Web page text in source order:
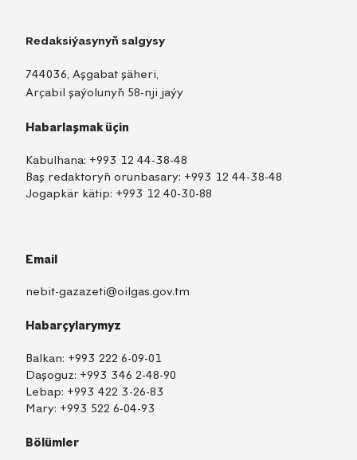
Redaksiýasynyň salgysy
744036, Aşgabat şäheri,
Arçabil şaýolunyň 58-nji jaýy
Habarlaşmak üçin
Kabulhana: +993 12 44-38-48
Baş redaktoryň orunbasary: +993 12 44-38-48
Jogapkär kätip: +993 12 40-30-88
Email
nebit-gazazeti@oilgas.gov.tm
Habarçylarymyz
Balkan: +993 222 6-09-01
Daşoguz: +993 346 2-48-90
Lebap: +993 422 3-26-83
Mary: +993 522 6-04-93
Bölümler